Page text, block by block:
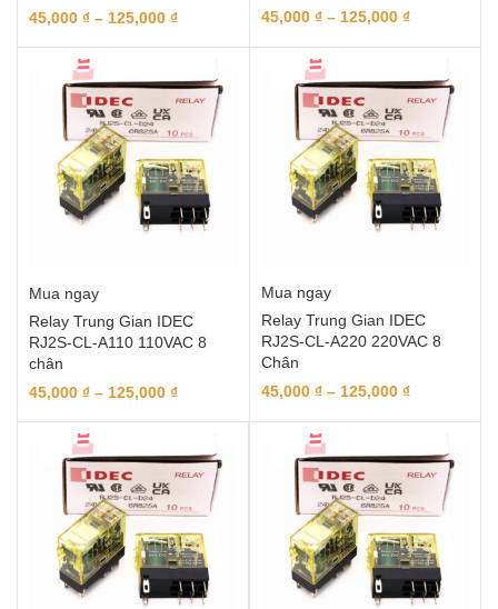
45,000 ₫ – 125,000 ₫ 45,000 ₫ – 125,000 ₫
Mua ngay
Relay Trung Gian IDEC
RJ2S-CL-A110 110VAC 8
chân
45,000 ₫ – 125,000 ₫
Mua ngay
Relay Trung Gian IDEC
RJ2S-CL-A220 220VAC 8
Chân
45,000 ₫ – 125,000 ₫